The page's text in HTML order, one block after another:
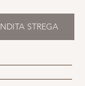
STREGA